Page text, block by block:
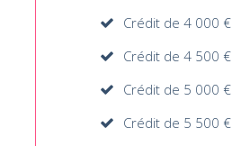
Crédit de 4 000 €
Crédit de 4 500 €
Crédit de 5 000 €
Crédit de 5 500 €